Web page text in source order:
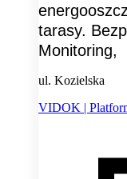
tarasy.
Monitoring,
ul. Kozielska
VIDOK |